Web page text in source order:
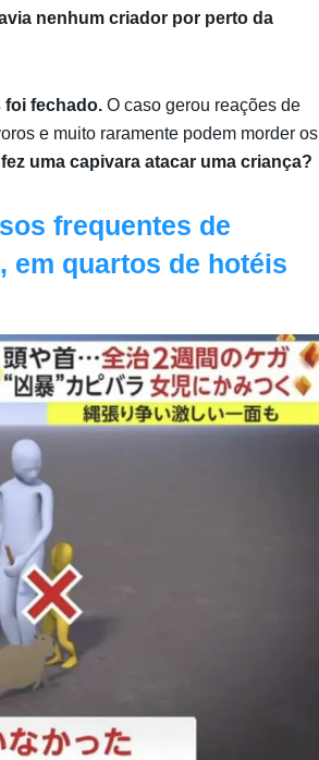
nenhum criador por perto da
foi fechado. O caso gerou reações de
e muito raramente podem morder os
uma capivara atacar uma criança?
frequentes de
em quartos de hotéis